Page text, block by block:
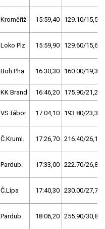
Kroměříž 15:59,40 129.10/15,5
Loko Plz 15:59,90 129.60/15,6
Boh.Pha 16:30,30 160.00/19,3
KK Brand 16:46,20 175.90/21,2
VS Tábor 17:04,10 193.80/23,3
Č.Kruml. 17:26,70 216.40/26,1
Pardub. 17:33,00 222.70/26,8
Č.Lípa 17:40,30 230.00/27,7
Pardub. 18:06,20 255.90/30,8